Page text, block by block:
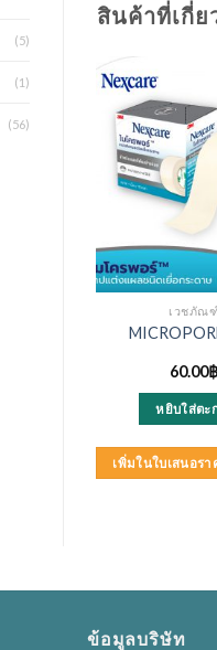
(5)
(1)
(56)
สินค้าที่เกี่ย
เวชภัณฑ์
60.00฿
หยิบใส่ตะ
เพิ่มในใบเสนอรา
ข้อมูลบริษัท